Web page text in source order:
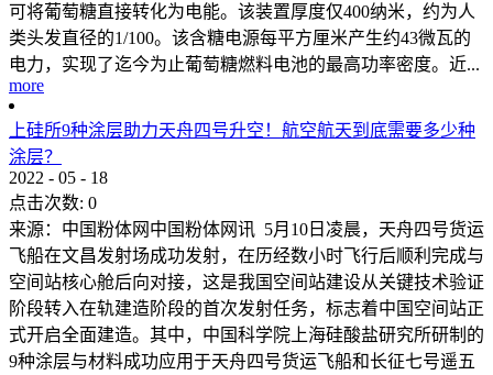
可将葡萄糖直接转化为电能。该装置厚度仅400纳米，约为人
类头发直径的1/100。该含糖电源每平方厘米产生约43微瓦的
电力，实现了迄今为止葡萄糖燃料电池的最高功率密度。近...
more
上硅所9种涂层助力天舟四号升空！航空航天到底需要多少种
涂层？
2022 - 05 - 18
点击次数: 0
来源：中国粉体网中国粉体网讯 5月10日凌晨，天舟四号货运
飞船在文昌发射场成功发射，在历经数小时飞行后顺利完成与
空间站核心舱后向对接，这是我国空间站建设从关键技术验证
阶段转入在轨建造阶段的首次发射任务，标志着中国空间站正
式开启全面建造。其中，中国科学院上海硅酸盐研究所研制的
9种涂层与材料成功应用于天舟四号货运飞船和长征七号遥五